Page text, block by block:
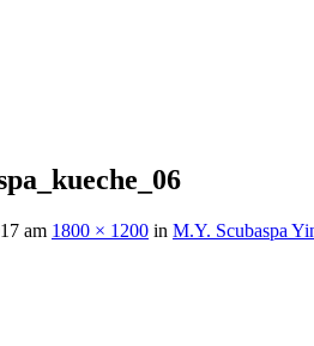
am 1800 × 1200 in M.Y. Scubaspa